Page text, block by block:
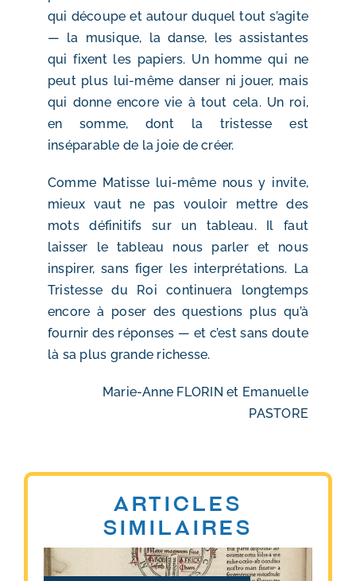
qui découpe et autour duquel tout s’agite
— la musique, la danse, les assistantes
qui fixent les papiers. Un homme qui ne
peut plus lui-même danser ni jouer, mais
qui donne encore vie à tout cela. Un roi,
en somme, dont la tristesse est
inséparable de la joie de créer.
Comme Matisse lui-même nous y invite,
mieux vaut ne pas vouloir mettre des
mots définitifs sur un tableau. Il faut
laisser le tableau nous parler et nous
inspirer, sans figer les interprétations. La
Tristesse du Roi continuera longtemps
encore à poser des questions plus qu’à
fournir des réponses — et c’est sans doute
là sa plus grande richesse.
Marie-Anne FLORIN et Emanuelle
PASTORE
Articles
similaires